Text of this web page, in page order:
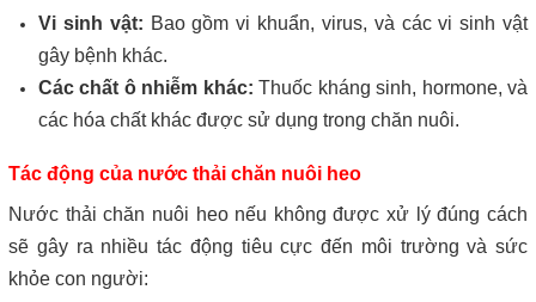
Vi sinh vật: Bao gồm vi khuẩn, virus, và các vi sinh vật
gây bệnh khác.
Các chất ô nhiễm khác: Thuốc kháng sinh, hormone, và
các hóa chất khác được sử dụng trong chăn nuôi.
Tác động của nước thải chăn nuôi heo
Nước thải chăn nuôi heo nếu không được xử lý đúng cách
sẽ gây ra nhiều tác động tiêu cực đến môi trường và sức
khỏe con người: